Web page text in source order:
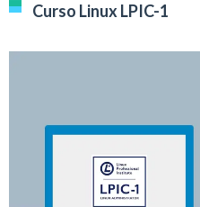
Curso Linux LPIC-1